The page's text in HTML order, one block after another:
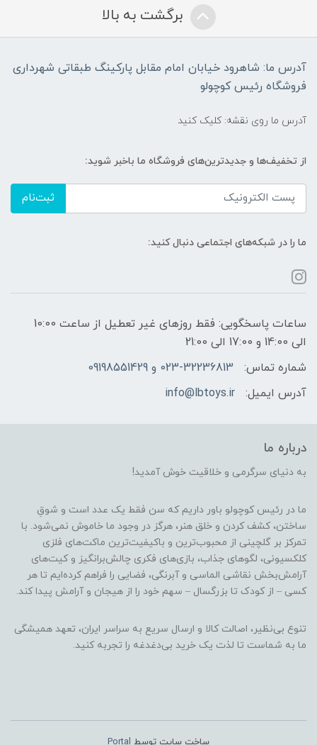
برگشت به بالا
آدرس ما: شاهرود خیابان امام مقابل پارکینگ طبقاتی شهرداری
فروشگاه رئیس کوچولو
آدرس ما روی نقشه: کلیک کنید
از تخفیف‌ها و جدیدترین‌های فروشگاه ما باخبر شوید:
ثبت‌نام
ما را در شبکه‌های اجتماعی دنبال کنید:
ساعات پاسخگویی: فقط روزهای غیر تعطیل از ساعت 10:00
الی 14:00 و 17:00 الی 21:00
شماره تماس:
023-32236813 و 09198551429
آدرس ایمیل:
info@lbtoys.ir
درباره ما
به دنیای سرگرمی و خلاقیت خوش آمدید!
ما در رئیس کوچولو باور داریم که سن فقط یک عدد است و شوقِ
ساختن، کشف کردن و خلق هنر، هرگز در وجود ما خاموش نمی‌شود. با
تمرکز بر گلچینی از محبوب‌ترین و باکیفیت‌ترین ماکت‌های فلزی
کلکسیونی، لگوهای جذاب، بازی‌های فکری چالش‌برانگیز و کیت‌های
آرامش‌بخش نقاشی الماسی و آبرنگی، فضایی را فراهم کرده‌ایم تا هر
کسی – از کودک تا بزرگسال – سهم خود را از هیجان و آرامش پیدا کند.
تنوع بی‌نظیر، اصالت کالا و ارسال سریع به سراسر ایران، تعهد همیشگی
ما به شماست تا لذت یک خرید بی‌دغدغه را تجربه کنید.
ساخت سایت توسط Portal